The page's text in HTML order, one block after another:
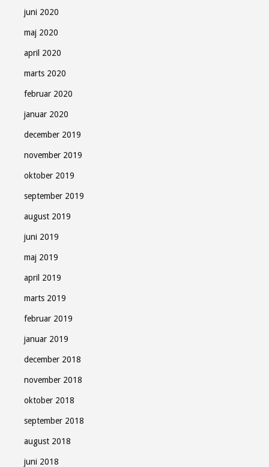
juni 2020
maj 2020
april 2020
marts 2020
februar 2020
januar 2020
december 2019
november 2019
oktober 2019
september 2019
august 2019
juni 2019
maj 2019
april 2019
marts 2019
februar 2019
januar 2019
december 2018
november 2018
oktober 2018
september 2018
august 2018
juni 2018